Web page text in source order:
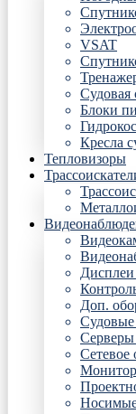
VSAT
Блоки
Кресла
Тепловизоры
Дисплеи
Доп.
Судовые
Серверы
Сетевое
Носимые